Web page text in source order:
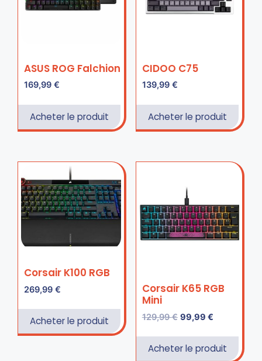
ASUS ROG Falchion
169,99 €
Acheter le produit
CIDOO C75
139,99 €
Acheter le produit
Corsair K100 RGB
269,99 €
Acheter le produit
Corsair K65 RGB
Mini
129,99€ 99,99 €
Acheter le produit